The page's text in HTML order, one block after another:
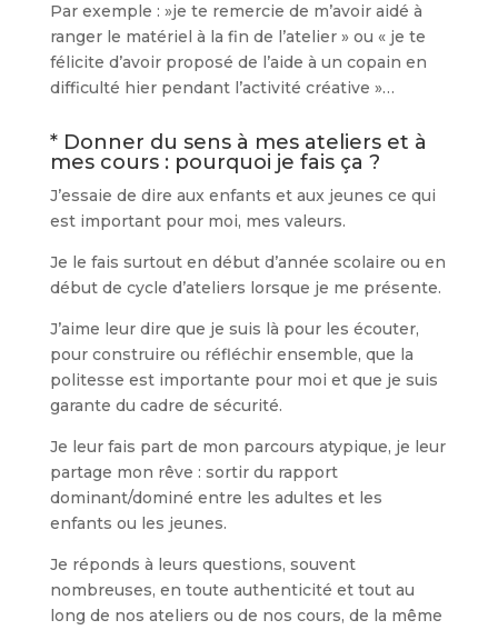
Par exemple : »je te remercie de m’avoir aidé à
ranger le matériel à la fin de l’atelier » ou « je te
félicite d’avoir proposé de l’aide à un copain en
difficulté hier pendant l’activité créative »…
* Donner du sens à mes ateliers et à
mes cours : pourquoi je fais ça ?
J’essaie de dire aux enfants et aux jeunes ce qui
est important pour moi, mes valeurs.
Je le fais surtout en début d’année scolaire ou en
début de cycle d’ateliers lorsque je me présente.
J’aime leur dire que je suis là pour les écouter,
pour construire ou réfléchir ensemble, que la
politesse est importante pour moi et que je suis
garante du cadre de sécurité.
Je leur fais part de mon parcours atypique, je leur
partage mon rêve : sortir du rapport
dominant/dominé entre les adultes et les
enfants ou les jeunes.
Je réponds à leurs questions, souvent
nombreuses, en toute authenticité et tout au
long de nos ateliers ou de nos cours, de la même